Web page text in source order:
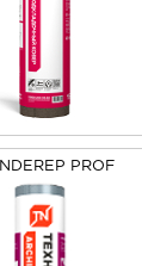
PROF